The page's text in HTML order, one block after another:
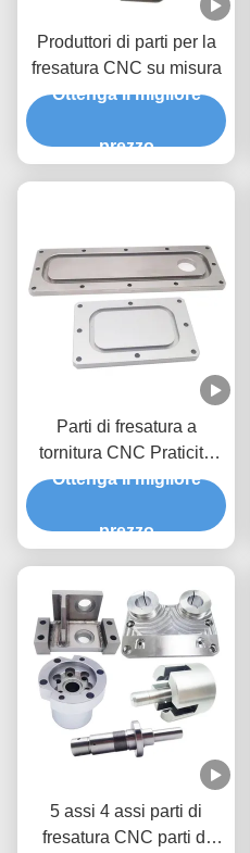
Produttori di parti per la
fresatura CNC su misura
Ottenga il migliore
prezzo
Parti di fresatura a
tornitura CNC Praticità
del processo di fresatura
Ottenga il migliore
prezzo
5 assi 4 assi parti di
fresatura CNC parti di